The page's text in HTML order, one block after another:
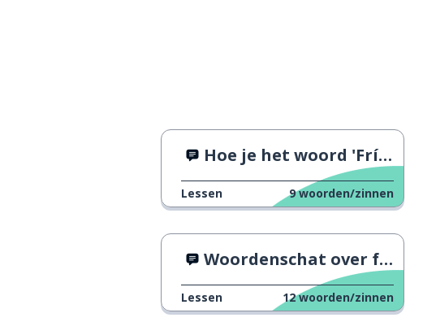
Hoe je het woord 'Frío' gebruikt
Lessen 9 woorden/zinnen
Woordenschat over familie
Lessen 12 woorden/zinnen